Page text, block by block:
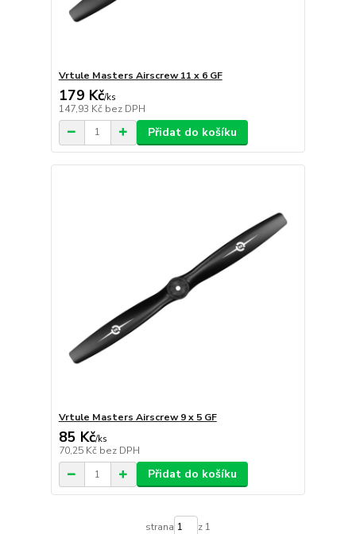
Vrtule Masters Airscrew 11 x 6 GF
179 Kč/ks
147,93 Kč bez DPH
Přidat do košíku
Vrtule Masters Airscrew 9 x 5 GF
85 Kč/ks
70,25 Kč bez DPH
Přidat do košíku
strana z 1